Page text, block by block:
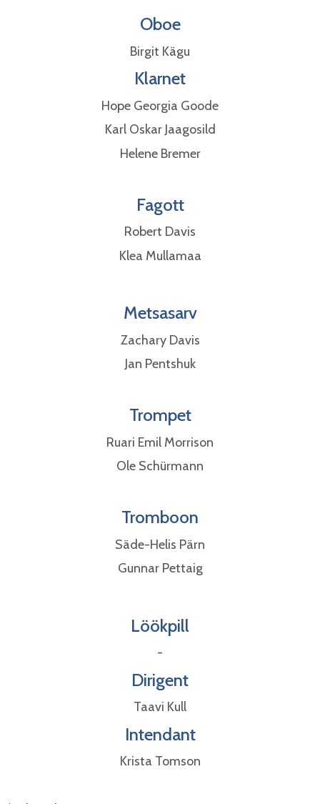
Oboe
Birgit Kägu
Klarnet
Hope Georgia Goode
Karl Oskar Jaagosild
Helene Bremer
Fagott​​​​​
Robert Davis
Klea Mullamaa
Metsasarv
Zachary Davis
Jan Pentshuk
Trompet
Ruari Emil Morrison
Ole Schürmann
Tromboon
Säde-Helis Pärn
Gunnar Pettaig
Löökpill
-
Dirigent
Taavi Kull
Intendant
Krista Tomson